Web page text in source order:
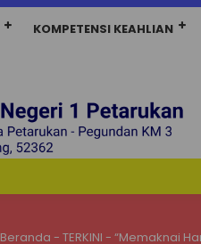
KOMPETENSI KEAHLIAN
Beranda - TERKINI - “Memaknai